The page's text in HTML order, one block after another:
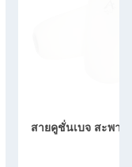
สายคูชั่นเบจ สะพาย